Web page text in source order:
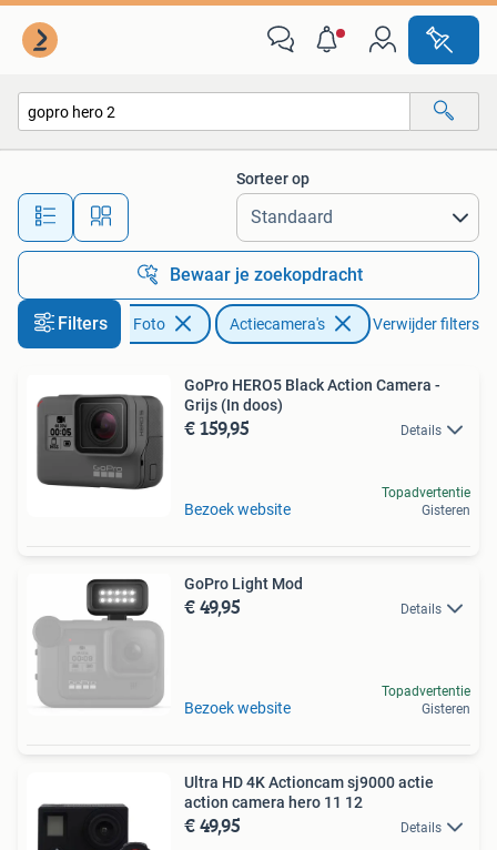
Alle afstanden…
Sorteer op
Bewaar je zoekopdracht
Filters
Audio, Tv en Foto Actiecamera's Verwijder filters
GoPro HERO5 Black Action Camera -
Grijs (In doos)
€ 159,95 Details
Bezoek website
Topadvertentie
Gisteren
GoPro Light Mod
€ 49,95 Details
Bezoek website
Topadvertentie
Gisteren
Ultra HD 4K Actioncam sj9000 actie
action camera hero 11 12
€ 49,95 Details